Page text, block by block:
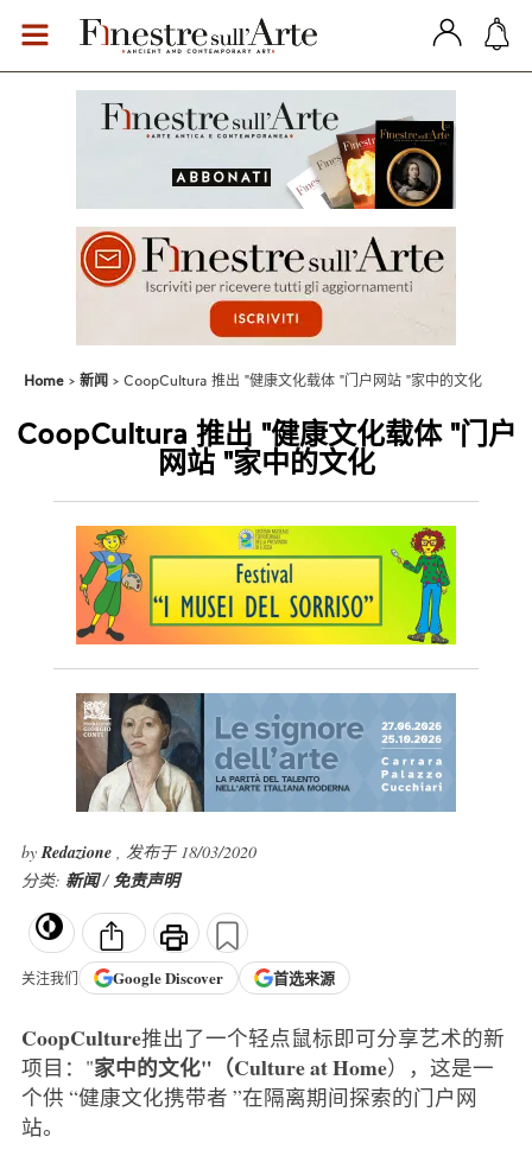
Home 新闻 CoopCultura 推出 "健康文化载体 "门户网站 "家中的文化
CoopCultura 推出 "健康文化载体 "门户
网站 "家中的文化
byRedazione , 发布于 18/03/2020
分类: 新闻/免责声明
关注我们 GoogleDiscover 首选来源
CoopCulture推出了一个轻点鼠标即可分享艺术的新
项目："家中的文化"（Culture at Home），这是一
个供 “健康文化携带者 ”在隔离期间探索的门户网
站。